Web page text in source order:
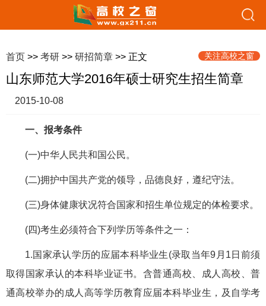
首页 >> 考研 >> 研招简章 >> 正文 关注高校之窗
山东师范大学2016年硕士研究生招生简章
2015-10-08
一、报考条件
(一)中华人民共和国公民。
(二)拥护中国共产党的领导，品德良好，遵纪守法。
(三)身体健康状况符合国家和招生单位规定的体检要求。
(四)考生必须符合下列学历等条件之一：
1.国家承认学历的应届本科毕业生(录取当年9月1日前须
取得国家承认的本科毕业证书。含普通高校、成人高校、普
通高校举办的成人高等学历教育应届本科毕业生，及自学考